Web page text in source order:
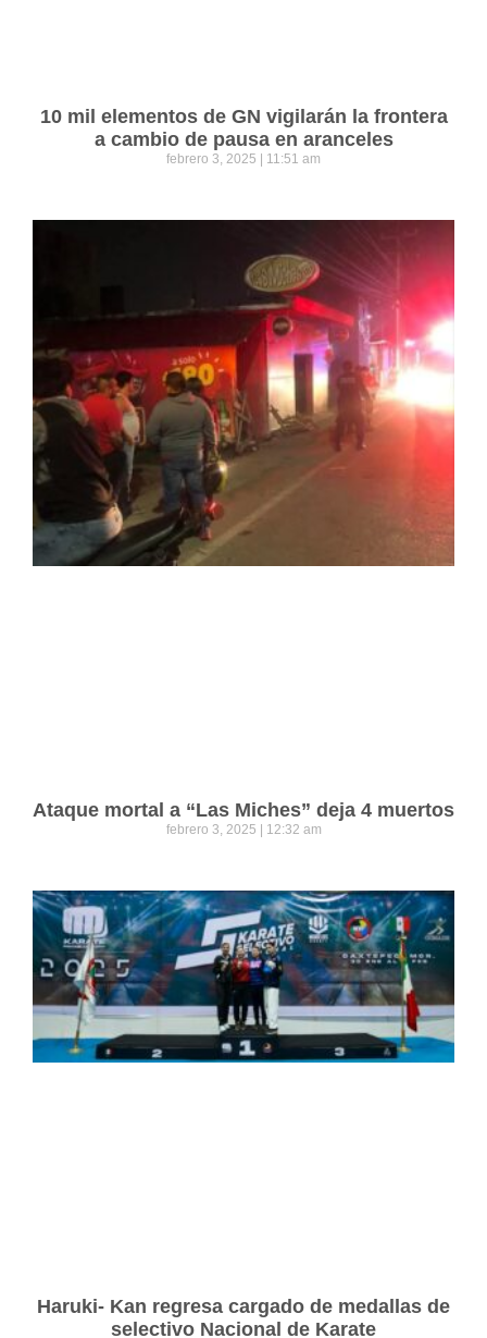
10 mil elementos de GN vigilarán la frontera
a cambio de pausa en aranceles
febrero 3, 2025 11:51 am
Ataque mortal a “Las Miches” deja 4 muertos
febrero 3, 2025 12:32 am
Haruki- Kan regresa cargado de medallas de
selectivo Nacional de Karate